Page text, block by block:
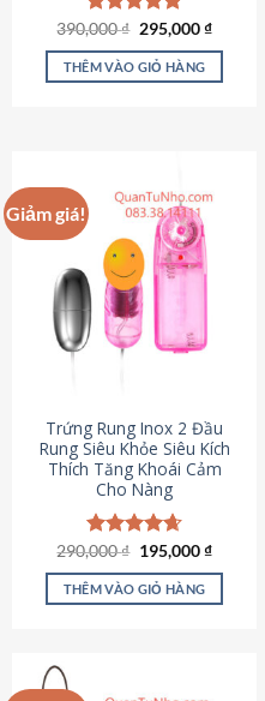
Được xếp
hạng4.90
5 sao
390,000₫ Giá
là:
390,000 ₫.
295,000₫Giá
tại
THÊM VÀO GIỎ HÀNG
Giảm giá!
Trứng Rung Inox 2 Đầu
Rung Siêu Khỏe Siêu Kích
Thích Tăng Khoái Cảm
Cho Nàng
Được xếp
hạng4.64
5 sao
290,000₫ Giá
là:
290,000 ₫.
195,000₫Giá
tại
THÊM VÀO GIỎ HÀNG